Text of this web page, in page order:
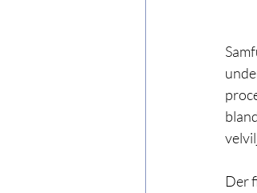
Der